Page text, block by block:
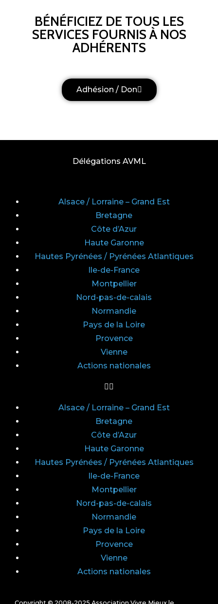
BÉNÉFICIEZ DE TOUS LES
SERVICES FOURNIS À NOS
ADHÉRENTS
Adhésion / Don
Délégations AVML
Alsace / Lorraine – Grand Est
Bretagne
Côte d’Azur
Haute Garonne
Hautes Pyrénées / Pyrénées Atlantiques
Ile-de-France
Montpellier
Nord-pas-de-calais
Normandie
Pays de la Loire
Provence
Vienne
Actions nationales
Alsace / Lorraine – Grand Est
Bretagne
Côte d’Azur
Haute Garonne
Hautes Pyrénées / Pyrénées Atlantiques
Ile-de-France
Montpellier
Nord-pas-de-calais
Normandie
Pays de la Loire
Provence
Vienne
Actions nationales